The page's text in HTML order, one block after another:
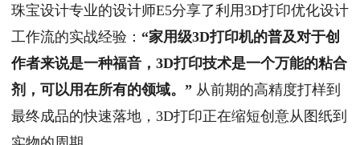
珠宝设计专业的设计师E5分享了利用3D打印优化设计
工作流的实战经验： “家用级3D打印机的普及对于创
作者来说是一种福音，3D打印技术是一个万能的粘合
剂，可以用在所有的领域。” 从前期的高精度打样到
最终成品的快速落地，3D打印正在缩短创意从图纸到